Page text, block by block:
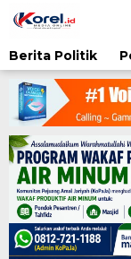
ke
Berita Politik